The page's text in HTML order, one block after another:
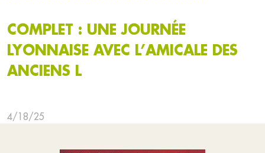
COMPLET : UNE JOURNÉE
LYONNAISE AVEC L’AMICALE DES
ANCIENS L
4/18/25